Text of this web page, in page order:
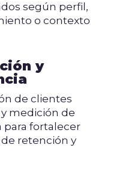
según perfil,
o contexto
y
de clientes
medición de
para fortalecer
retención y